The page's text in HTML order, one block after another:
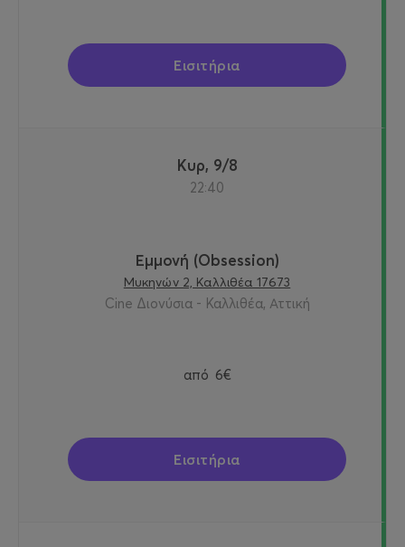
Εισιτήρια
Κυρ, 9/8
22:40
Εμμονή (Obsession)
Μυκηνών 2, Καλλιθέα 17673
Cine Διονύσια - Καλλιθέα, Αττική
από 6€
Εισιτήρια